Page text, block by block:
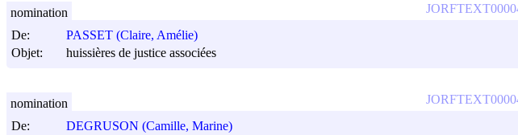
De:
PASSET (Claire, Amélie)
Objet:
huissières de justice associées
nomination
De:
DEGRUSON (Camille, Marine)
nomination